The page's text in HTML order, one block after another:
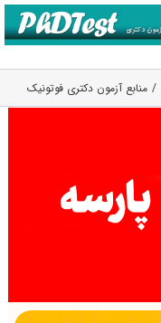
منابع آزمون دکتری فوتونیک